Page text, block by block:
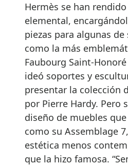
Hermès se han
elemental,
piezas para algunas
como la más
Faubourg Saint-
ideó soportes y
presentar la colección
por Pierre Hardy. Pero
diseño de muebles
como su Assemblage
estética menos
que la hizo famosa.